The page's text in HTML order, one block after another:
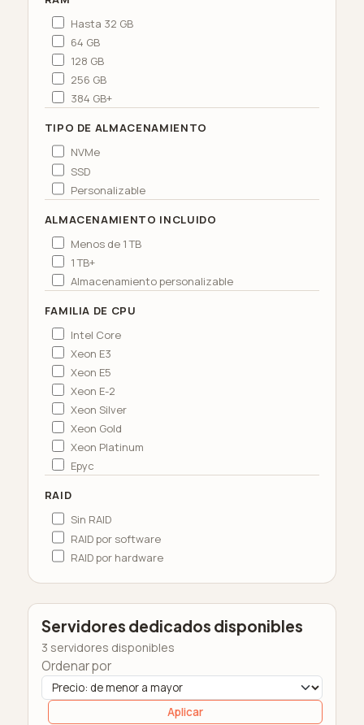
Hasta 32 GB
64 GB
128 GB
256 GB
384 GB+
TIPO DE ALMACENAMIENTO
NVMe
SSD
Personalizable
ALMACENAMIENTO INCLUIDO
Menos de 1 TB
1 TB+
Almacenamiento personalizable
FAMILIA DE CPU
Intel Core
Xeon E3
Xeon E5
Xeon E-2
Xeon Silver
Xeon Gold
Xeon Platinum
Epyc
RAID
Sin RAID
RAID por software
RAID por hardware
Servidores dedicados disponibles
3 servidores disponibles
Ordenar por
Aplicar